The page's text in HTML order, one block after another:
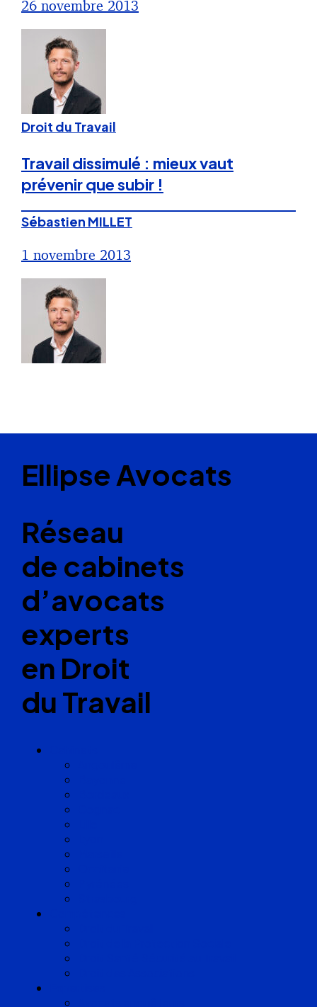
26 novembre 2013
Droit du Travail
Travail dissimulé : mieux vaut
prévenir que subir !
Sébastien MILLET
1 novembre 2013
Ellipse Avocats
Réseau
de cabinets
d’avocats
experts
en Droit
du Travail